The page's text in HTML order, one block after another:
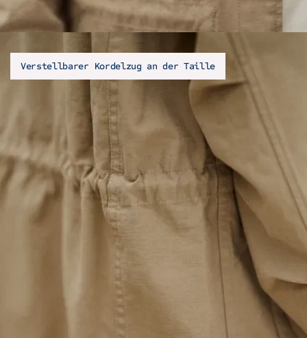
Verstellbarer Kordelzug an der Taille